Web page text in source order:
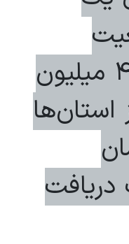
(کلان‌شهرها) ۴۰۰ میلیون
استان‌ها